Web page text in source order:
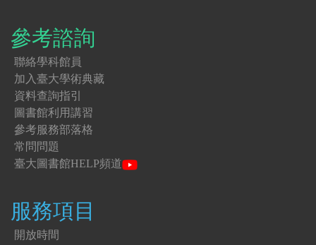
參考諮詢
聯絡學科館員
加入臺大學術典藏
資料查詢指引
圖書館利用講習
參考服務部落格
常問問題
臺大圖書館HELP頻道
服務項目
開放時間